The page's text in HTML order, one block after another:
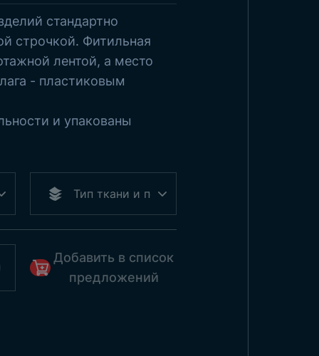
стандартно
строчкой. Фитильная
лентой, а место
- пластиковым
и упакованы
Добавить в список
предложений